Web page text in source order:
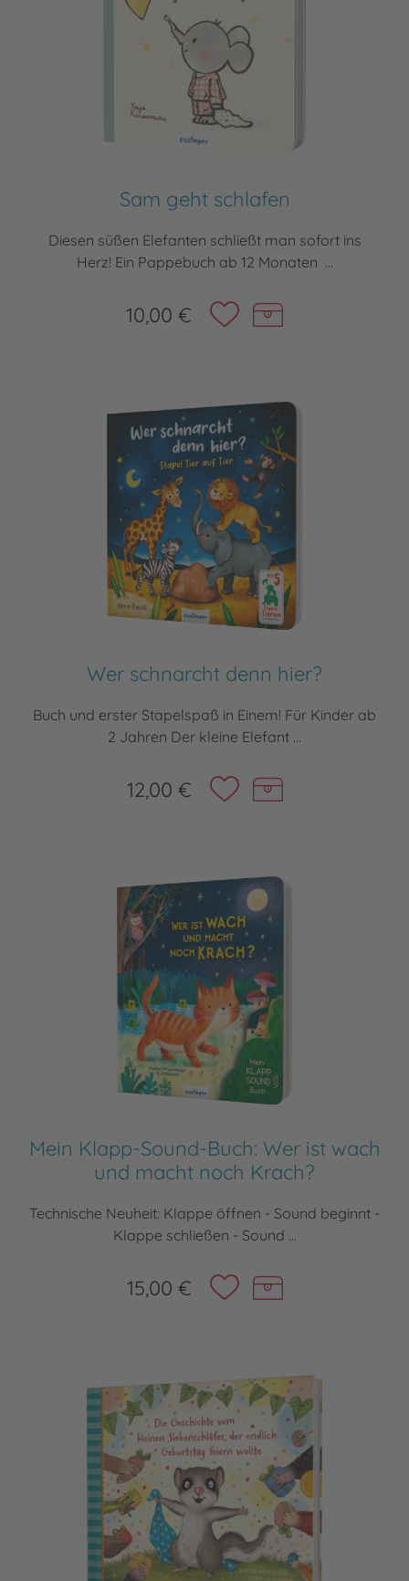
Sam geht schlafen
Diesen süßen Elefanten schließt man sofort ins
Herz! Ein Pappebuch ab 12 Monaten ...
10,00 €
Wer schnarcht denn hier?
Buch und erster Stapelspaß in Einem! Für Kinder ab
2 Jahren Der kleine Elefant ...
12,00 €
Mein Klapp-Sound-Buch: Wer ist wach
und macht noch Krach?
Technische Neuheit: Klappe öffnen - Sound beginnt -
Klappe schließen - Sound ...
15,00 €